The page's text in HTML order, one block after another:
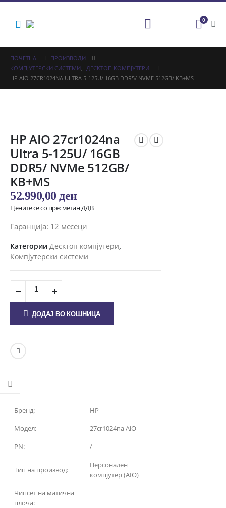
0
ПОЧЕТНА
ПРОИЗВОДИ
КОМПЈУТЕРСКИ СИСТЕМИ, ДЕСКТОП КОМПЈУТЕРИ
HP AIO 27CR1024NA ULTRA 5-125U/ 16GB DDR5/ NVME 512GB/ KB+MS
HP AIO 27cr1024na
Ultra 5-125U/ 16GB
DDR5/ NVMe 512GB/
KB+MS
52.990,00 ден
Цените се со пресметан ДДВ
Гаранција: 12 месеци
Категории Десктоп компјутери,
Компјутерски системи
ДОДАЈ ВО КОШНИЦА
Бренд:
HP
Модел:
27cr1024na AiO
PN:
/
Тип на производ:
Персонален
компјутер (AIO)
Чипсет на матична
плоча: